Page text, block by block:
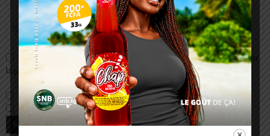
Enregistrer mon nom, email et site web dans ce navigateur pour
la prochaine fois que je commenterai.
Prévenez-moi de tous les nouveaux commentaires par e-mail.
Prévenez-moi de tous les nouveaux articles par e-mail.